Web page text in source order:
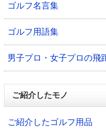
ゴルフ名言集
ゴルフ用語集
男子プロ・女子プロの飛
ご紹介したモノ
ご紹介したゴルフ用品